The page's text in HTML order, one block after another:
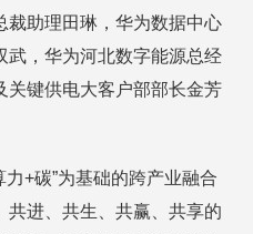
裁助理田琳，华为数据中心
武，华为河北数字能源总经
关键供电大客户部部长金芳
+碳”为基础的跨产业融合
共进、共生、共赢、共享的